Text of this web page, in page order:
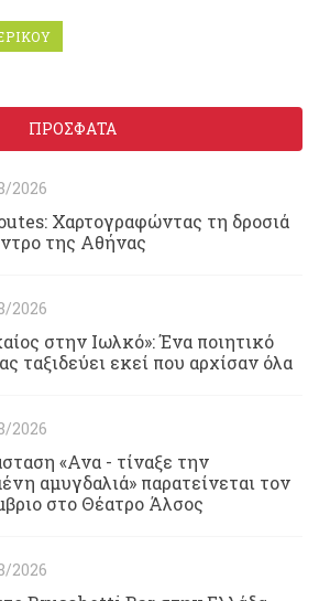
ΠΡΟΣΦΑΤΑ
2026
Χαρτογραφώντας τη δροσιά
της Αθήνας
2026
στην Ιωλκό»: Ένα ποιητικό
ταξιδεύει εκεί που αρχίσαν όλα
2026
«Ανα - τίναξε την
αμυγδαλιά» παρατείνεται τον
στο Θέατρο Άλσος
2026